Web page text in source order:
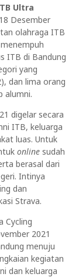
Ultra
Desember
olahraga ITB
ITB di Bandung
yang
dan lima orang
alumni.
digelar secara
ITB, keluarga
luas. Untuk
online sudah
berasal dari
Intinya
dan
Strava.
Cycling
2021
menuju
kegiatan
dan keluarga